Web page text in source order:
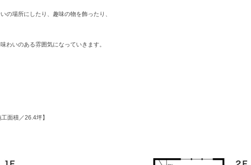
の場所にしたり、趣味の物を飾ったり、
わいのある雰囲気になっていきます。
面積／26.4坪】